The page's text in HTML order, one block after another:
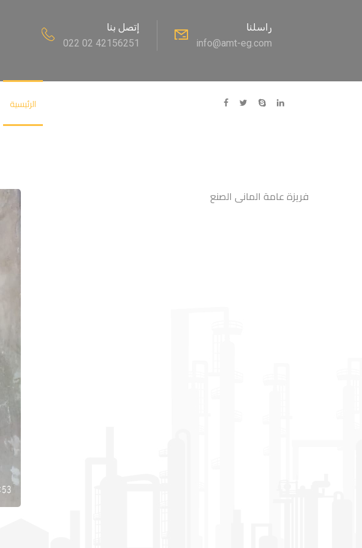
إتصل بنا
022 02 42156251
راسلنا
info@amt-eg.com
الرئيسية
فريزة عامة المانى الصنع